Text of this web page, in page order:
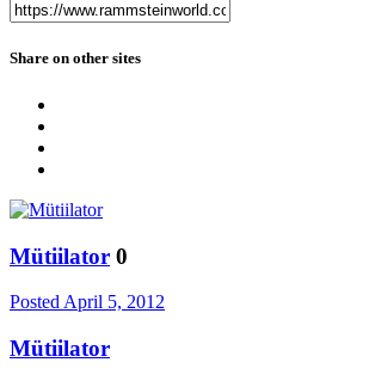
Share on other sites
Mütiilator 0
PostedApril 5, 2012
Mütiilator